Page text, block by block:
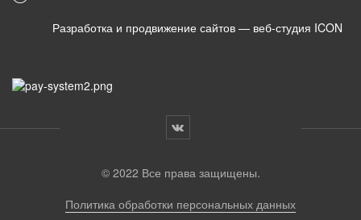
Разработка и продвижение сайтов — веб-студия ICON
© 2022 Все права защищены.
Политика обработки персональных данных